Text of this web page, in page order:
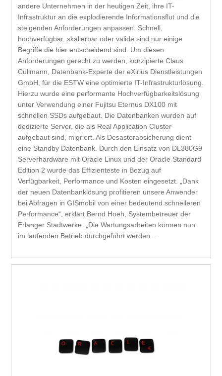
andere Unternehmen in der heutigen Zeit, ihre IT-
Infrastruktur an die explodierende Informationsflut und die
steigenden Anforderungen anpassen. Schnell,
hochverfügbar, skalierbar oder valide sind nur einige
Begriffe die hier entscheidend sind. Um diesen
Anforderungen gerecht zu werden, konzipierte Claus
Cullmann, Datenbank-Experte der eXirius Dienstleistungen
GmbH, für die ESTW eine optimierte IT-Infrastrukturlösung.
Hierzu wurde eine performante Hochverfügbarkeitslösung
unter Verwendung einer Fujitsu Eternus DX100 mit
schnellen SSDs aufgebaut. Die Datenbanken wurden auf
dedizierte Server, die als Real Application Cluster
aufgebaut sind, migriert. Als Desasterabsicherung dient
eine Standby Datenbank. Durch den Einsatz von DL380G9
Serverhardware mit Oracle Linux und der Oracle Standard
Edition 2 wurde das Effizienteste in Bezug auf
Verfügbarkeit, Performance und Kosten eingesetzt. „Dank
der neuen Datenbanklösung profitieren unsere Anwender
bei Abfragen in GISmobil von einer bedeutend schnelleren
Performance“, erklärt Bernd Hoeh, Systembetreuer der
Erlanger Stadtwerke. „Die Wartungsarbeiten können nun
im laufenden Betrieb durchgeführt werden…